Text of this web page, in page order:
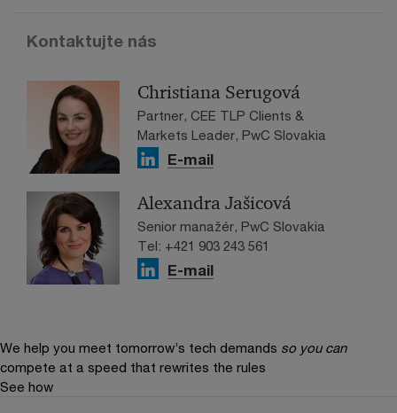
Kontaktujte nás
Christiana Serugová
Partner, CEE TLP Clients &
Markets Leader, PwC Slovakia
E-mail
Alexandra Jašicová
Senior manažér, PwC Slovakia
Tel: +421 903 243 561
E-mail
We help you meet tomorrow’s tech demands so you can
compete at a speed that rewrites the rules
See how